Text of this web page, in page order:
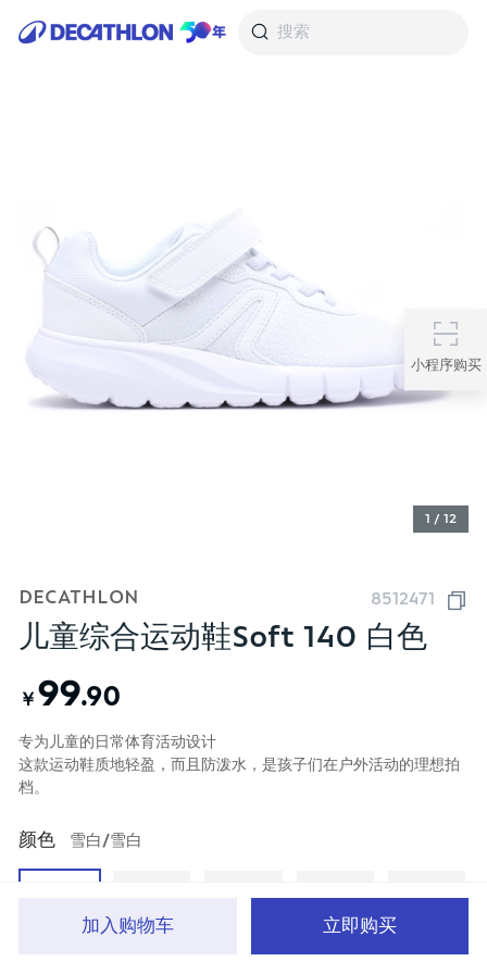
搜索
小程序购买
1 / 12
DECATHLON 8512471
儿童综合运动鞋Soft 140 白色
￥ 99.90
专为儿童的日常体育活动设计
这款运动鞋质地轻盈，而且防泼水，是孩子们在户外活动的理想拍
档。
颜色 雪白/雪白
加入购物车 立即购买